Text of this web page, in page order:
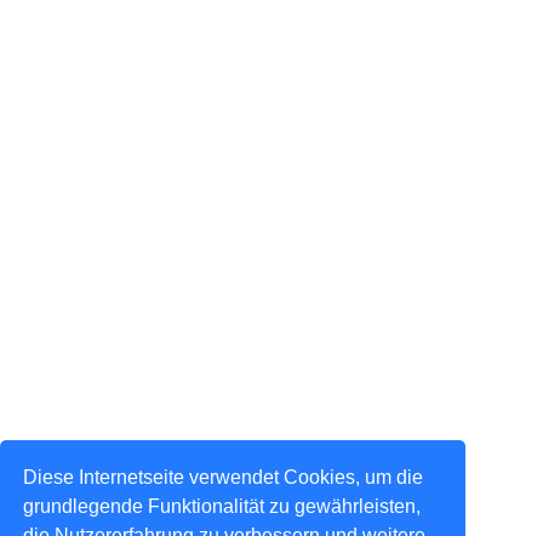
Diese Internetseite verwendet Cookies, um die
grundlegende Funktionalität zu gewährleisten,